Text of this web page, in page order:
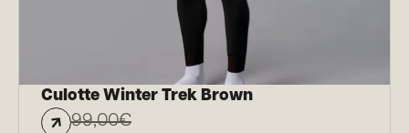
Culotte Winter Trek Brown
99,00€